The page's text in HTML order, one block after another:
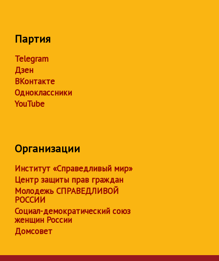
Партия
Telegram
Дзен
ВКонтакте
Одноклассники
YouTube
Организации
Институт «Справедливый мир»
Центр защиты прав граждан
Молодежь СПРАВЕДЛИВОЙ
РОССИИ
Социал-демократический союз
женщин России
Домсовет